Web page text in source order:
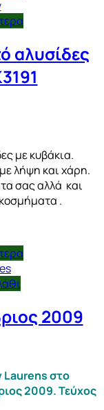
αλυσίδες
με κυβάκια.
λήψη και χάρη.
σας αλλά και
.
2009
Laurens στο
2009. Τεύχος